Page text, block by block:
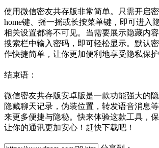
使用微信密友共存版非常简单。只需开启
home键、摇一摇或长按菜单键，即可进入
相关设置都将不可见。当需要展示隐藏内
搜索栏中输入密码，即可轻松显示。默认
作快捷简单，让你更加便利地享受隐私保护
结束语：
微信密友共存版安卓版是一款功能强大的
隐藏聊天记录，伪装位置，转发语音消息
来更多便捷与隐秘。快来体验这款工具，
让你的通讯更加安心！赶快下载吧！